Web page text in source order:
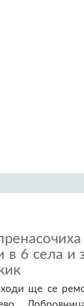
6 села и
ще се